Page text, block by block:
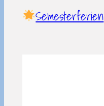
Semesterferien